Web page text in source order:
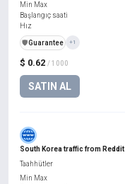
$ 0.62 / 1000
SATIN AL
Min Max
Başlangıç saati
Hız
️🛡️Guarantee +1
South Korea traffic from Reddit
Taahhütler
Min Max